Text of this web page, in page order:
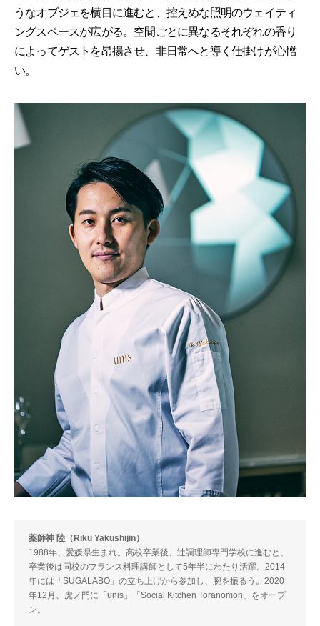
うなオブジェを横目に進むと、控えめな照明のウェイティ
ングスペースが広がる。空間ごとに異なるそれぞれの香り
によってゲストを昂揚させ、非日常へと導く仕掛けが心憎
い。
薬師神 陸（Riku Yakushijin）
1988年、愛媛県生まれ。高校卒業後、辻調理師専門学校に進むと、
卒業後は同校のフランス料理講師として5年半にわたり活躍。2014
年には「SUGALABO」の立ち上げから参加し、腕を振るう。2020
年12月、虎ノ門に「unis」「Social Kitchen Toranomon」をオープ
ン。